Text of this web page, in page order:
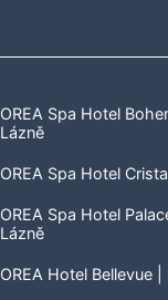
OREA Spa Hotel
Lázně
OREA Spa Hotel
OREA Spa Hotel
Lázně
OREA Hotel Bellevue |